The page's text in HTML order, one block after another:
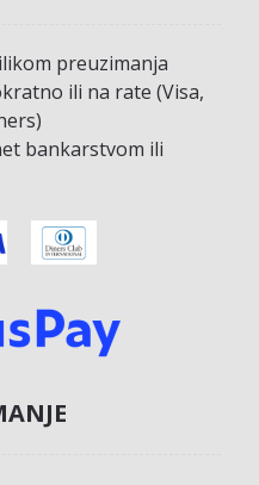
preuzimanja
ili na rate (Visa,
bankarstvom ili